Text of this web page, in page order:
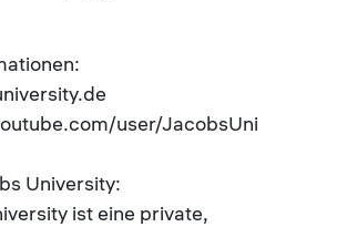
user/JacobsUni
University:
ist eine private,